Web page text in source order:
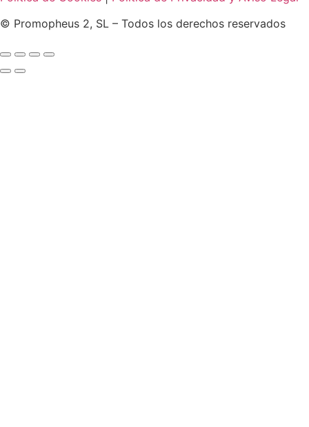
© Promopheus 2, SL – Todos los derechos reservados